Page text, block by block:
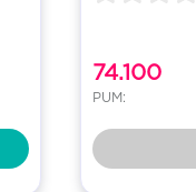
74.100
PUM: